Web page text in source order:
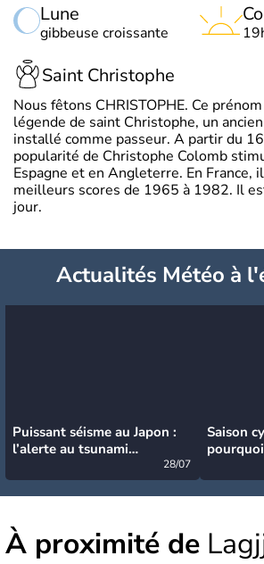
Lune
gibbeuse croissante
Saint Christophe
Nous fêtons CHRISTOPHE. Ce
légende de saint Christophe, un
installé comme passeur. A partir du
popularité de Christophe Colomb
Espagne et en Angleterre. En France,
meilleurs scores de 1965 à 1982. Il
jour.
Actualités Météo à
Puissant séisme au Japon :
l’alerte au tsunami
28/07
Saison
À proximité de